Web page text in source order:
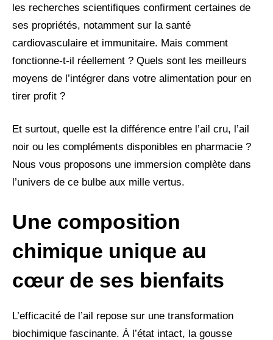
les recherches scientifiques confirment certaines de
ses propriétés, notamment sur la santé
cardiovasculaire et immunitaire. Mais comment
fonctionne-t-il réellement ? Quels sont les meilleurs
moyens de l’intégrer dans votre alimentation pour en
tirer profit ?
Et surtout, quelle est la différence entre l’ail cru, l’ail
noir ou les compléments disponibles en pharmacie ?
Nous vous proposons une immersion complète dans
l’univers de ce bulbe aux mille vertus.
Une composition
chimique unique au
cœur de ses bienfaits
L’efficacité de l’ail repose sur une transformation
biochimique fascinante. À l’état intact, la gousse